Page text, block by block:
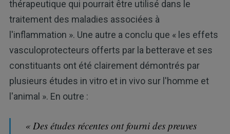
thérapeutique qui pourrait être utilisé dans le
traitement des maladies associées à
l'inflammation ». Une autre a conclu que « les effets
vasculoprotecteurs offerts par la betterave et ses
constituants ont été clairement démontrés par
plusieurs études in vitro et in vivo sur l'homme et
l'animal ». En outre :
« Des études récentes ont fourni des preuves